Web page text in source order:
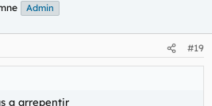
Admin
#19
a arrepentir